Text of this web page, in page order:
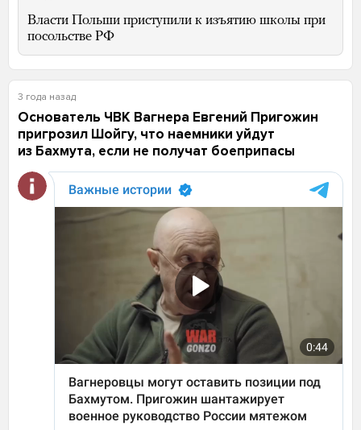
Власти Польши приступили к изъятию школы при
посольстве РФ
3 года назад
Основатель ЧВК Вагнера Евгений Пригожин
пригрозил Шойгу, что наемники уйдут
из Бахмута, если не получат боеприпасы